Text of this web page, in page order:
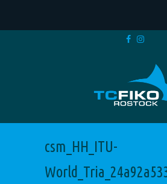
csm_HH_ITU-